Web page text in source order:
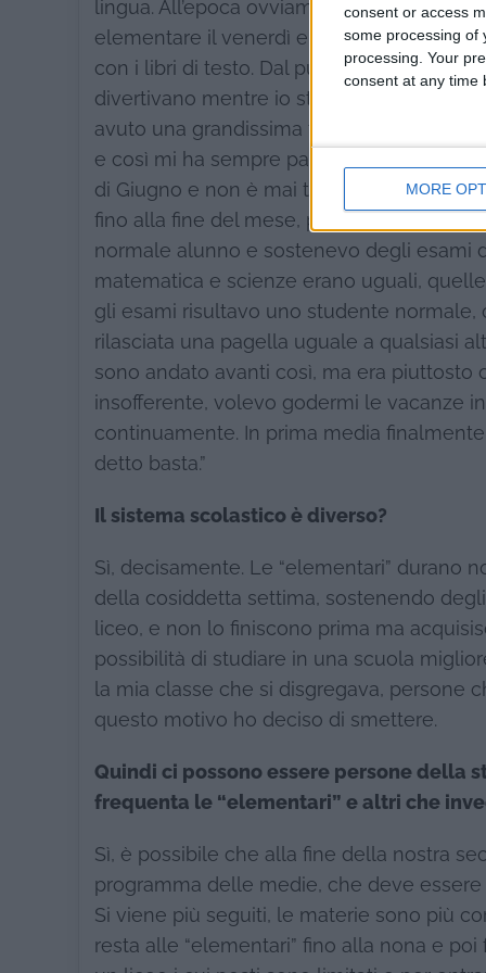
consent or access
some processing of
processing. Your
consent at any time
MORE
lingua. All’epoca ovviamente mi
elementare il venerdì e subito dopo
con i libri di testo. Dal punto di vista di un
divertivano mentre io stavo a casa a
avuto una grandissima fortuna. Ha
e così mi ha sempre parlato in ceco.
di Giugno e non è mai troppo
fino alla fine del mese, perché là le
normale alunno e sostenevo degli esami
matematica e scienze erano uguali,
gli esami risultavo uno studente normale,
rilasciata una pagella uguale a qualsiasi
sono andato avanti così, ma era
insofferente, volevo godermi le vacanze
continuamente. In prima media
detto basta.”
Il sistema scolastico è diverso?
Sì, decisamente. Le “elementari” durano
della cosiddetta settima, sostenendo
liceo, e non lo finiscono prima ma
possibilità di studiare in una scuola
la mia classe che si disgregava, persone
questo motivo ho deciso di smettere.
Quindi ci possono essere persone della
frequenta le “elementari” e altri che
Sì, è possibile che alla fine della nostra
programma delle medie, che deve
Si viene più seguiti, le materie sono più
resta alle “elementari” fino alla nona e